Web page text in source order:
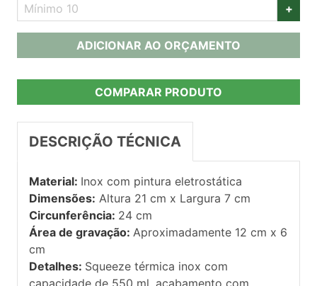
+
ADICIONAR AO ORÇAMENTO
COMPARAR PRODUTO
DESCRIÇÃO TÉCNICA
Material: Inox com pintura eletrostática
Dimensões: Altura 21 cm x Largura 7 cm
Circunferência: 24 cm
Área de gravação: Aproximadamente 12 cm x 6
cm
Detalhes: Squeeze térmica inox com
capacidade de 550 ml, acabamento com